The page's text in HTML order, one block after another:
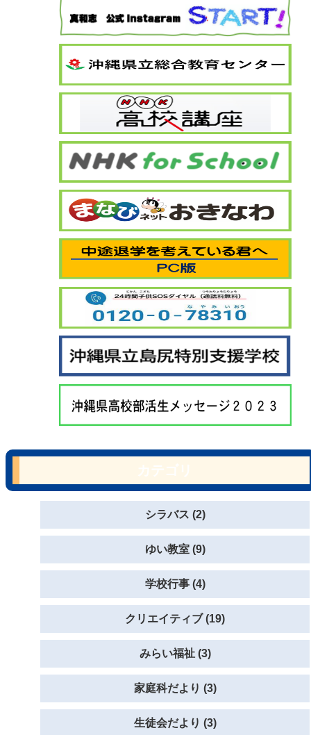
シラバス (2)
ゆい教室 (9)
学校行事 (4)
クリエイティブ (19)
みらい福祉 (3)
家庭科だより (3)
生徒会だより (3)